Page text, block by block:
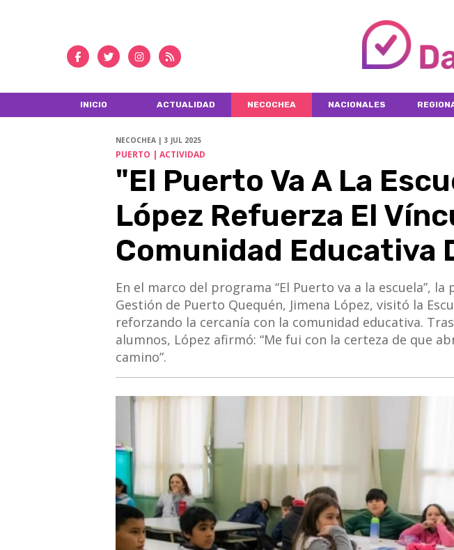
INICIO ACTUALIDAD NECOCHEA NACIONALES
NECOCHEA | 3 JUL 2025
PUERTO | ACTIVIDAD
"El Puerto Va A La
López Refuerza El
Comunidad Educativa
En el marco del programa “El Puerto va a la escuela”,
Gestión de Puerto Quequén, Jimena López, visitó la
reforzando la cercanía con la comunidad educativa.
alumnos, López afirmó: “Me fui con la certeza de que
camino”.